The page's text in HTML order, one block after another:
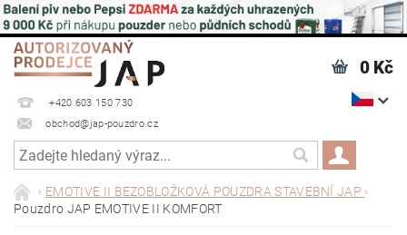
+420 603 150 730
obchod@jap-pouzdro.cz
0 Kč
EMOTIVE II BEZOBLOŽKOVÁ POUZDRA STAVEBNÍ JAP
Pouzdro JAP EMOTIVE II KOMFORT